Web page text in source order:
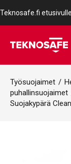
Teknosafe.fi etusivulle
Työsuojaimet /
puhallinsuojaimet
Suojakypärä